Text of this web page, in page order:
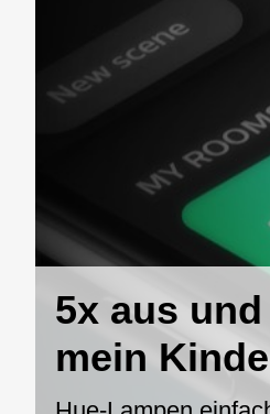
5x aus
mein